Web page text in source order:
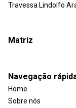
Travessa Lindolfo
Matriz
Navegação
Home
Sobre nós